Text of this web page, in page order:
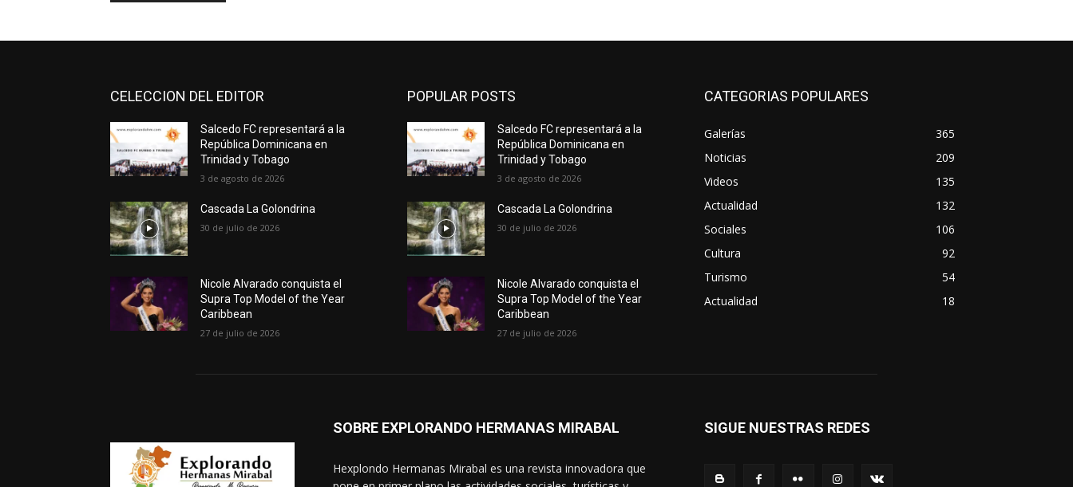
CELECCION DEL EDITOR
Salcedo FC representará a la
República Dominicana en
Trinidad y Tobago
3 de agosto de 2026
Cascada La Golondrina
30 de julio de 2026
Nicole Alvarado conquista el
Supra Top Model of the Year
Caribbean
27 de julio de 2026
POPULAR POSTS
Salcedo FC representará a la
República Dominicana en
Trinidad y Tobago
3 de agosto de 2026
Cascada La Golondrina
30 de julio de 2026
Nicole Alvarado conquista el
Supra Top Model of the Year
Caribbean
27 de julio de 2026
CATEGORIAS POPULARES
Galerías
365
Noticias
209
Videos
135
Actualidad
132
Sociales
106
Cultura
92
Turismo
54
Actualidad
18
SOBRE EXPLORANDO HERMANAS MIRABAL
Hexplondo Hermanas Mirabal es una revista innovadora que
SIGUE NUESTRAS REDES